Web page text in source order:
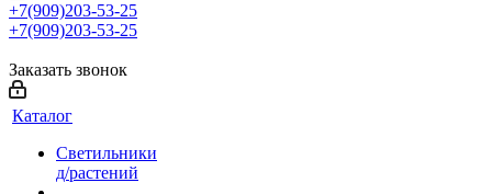
+7(909)203-53-25
+7(909)203-53-25
Заказать звонок
Каталог
Светильники
д/растений